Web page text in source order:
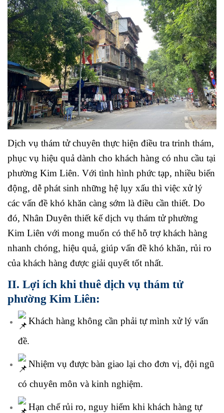
Dịch vụ thám tử chuyên thực hiện điều tra trinh thám,
phục vụ hiệu quả dành cho khách hàng có nhu cầu tại
phường Kim Liên. Với tình hình phức tạp, nhiều biến
động, dễ phát sinh những hệ lụy xấu thì việc xử lý
các vấn đề khó khăn càng sớm là điều cần thiết. Do
đó, Nhân Duyên thiết kế dịch vụ thám tử phường
Kim Liên với mong muốn có thể hỗ trợ khách hàng
nhanh chóng, hiệu quả, giúp vấn đề khó khăn, rủi ro
của khách hàng được giải quyết tốt nhất.
II. Lợi ích khi thuê dịch vụ thám tử
phường Kim Liên:
Khách hàng không cần phải tự mình xử lý vấn
đề.
Nhiệm vụ được bàn giao lại cho đơn vị, đội ngũ
có chuyên môn và kinh nghiệm.
Hạn chế rủi ro, nguy hiểm khi khách hàng tự